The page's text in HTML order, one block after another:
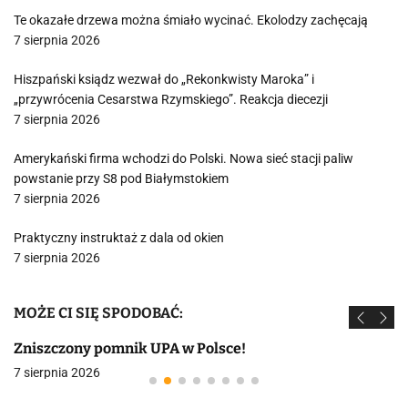
Te okazałe drzewa można śmiało wycinać. Ekolodzy zachęcają
7 sierpnia 2026
Hiszpański ksiądz wezwał do „Rekonkwisty Maroka” i
„przywrócenia Cesarstwa Rzymskiego”. Reakcja diecezji
7 sierpnia 2026
Amerykański firma wchodzi do Polski. Nowa sieć stacji paliw
powstanie przy S8 pod Białymstokiem
7 sierpnia 2026
Praktyczny instruktaż z dala od okien
7 sierpnia 2026
MOŻE CI SIĘ SPODOBAĆ:
Zniszczony pomnik UPA w Polsce!
7 sierpnia 2026